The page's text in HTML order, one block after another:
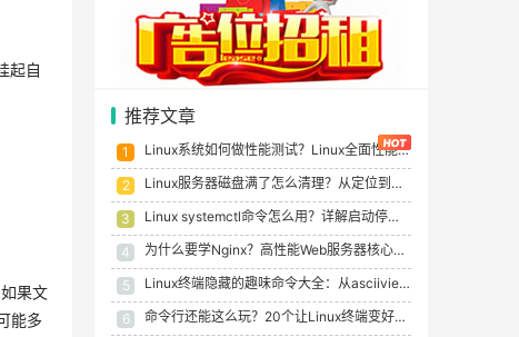
起自
果文
能多
推荐文章
1 Linux系统如何做性能测试？Linux全面性能测试指南
2 Linux服务器磁盘满了怎么清理？从定位到根治的完整流程（实例）
3 Linux systemctl命令怎么用？详解启动停止重启服务及状态检查
4 为什么要学Nginx？高性能Web服务器核心价值与应用场景
5 Linux终端隐藏的趣味命令大全：从asciiview到oneko全收录
6 命令行还能这么玩？20个让Linux终端变好玩有趣的彩蛋小游戏